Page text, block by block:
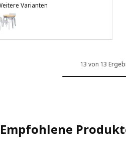
Varianten
DUVSKÄR / DUVSKÄR, Tisch
13 von 13
Empfohlene